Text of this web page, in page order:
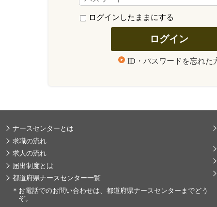
ログインしたままにする
ID・パスワードを忘れた
ナースセンターとは
求職の流れ
求人の流れ
届出制度とは
都道府県ナースセンター一覧
＊ お電話でのお問い合わせは、都道府県ナースセンターまでどう
ぞ。